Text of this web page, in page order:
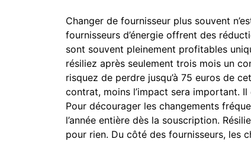
Changer de fournisseur plus souvent
fournisseurs d’énergie offrent des
sont souvent pleinement profitables
résiliez après seulement trois mois un
risquez de perdre jusqu’à 75 euros de
contrat, moins l’impact sera important.
Pour décourager les changements
l’année entière dès la souscription.
pour rien. Du côté des fournisseurs, les